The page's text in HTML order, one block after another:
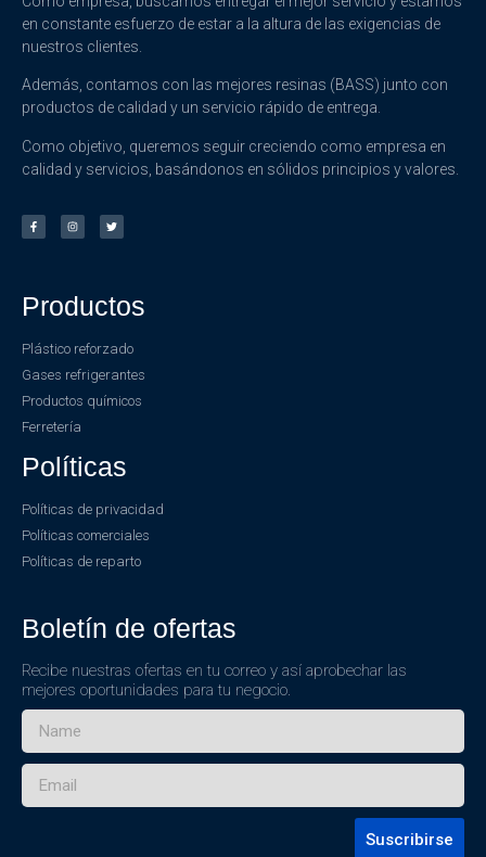
en constante esfuerzo de estar a la altura de las exigencias de
nuestros clientes.
Además, contamos con las mejores resinas (BASS) junto con
productos de calidad y un servicio rápido de entrega.
Como objetivo, queremos seguir creciendo como empresa en
calidad y servicios, basándonos en sólidos principios y valores.
Productos
Plástico reforzado
Gases refrigerantes
Productos químicos
Ferretería
Políticas
Políticas de privacidad
Políticas comerciales
Políticas de reparto
Boletín de ofertas
Recibe nuestras ofertas en tu correo y así aprobechar las
mejores oportunidades para tu negocio.
Suscribirse